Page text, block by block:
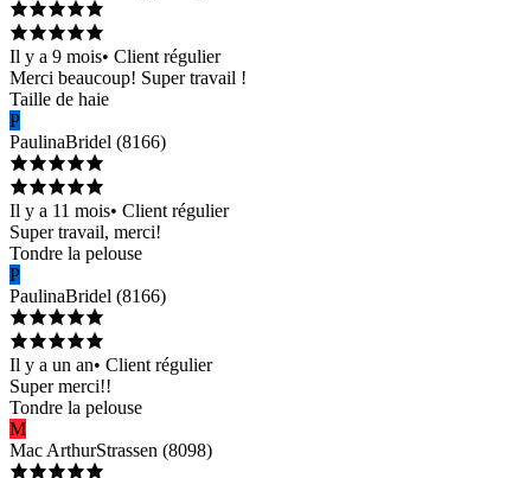
Il y a 9 mois• Client régulier
Merci beaucoup! Super travail !
Taille de haie
P
PaulinaBridel (8166)
Il y a 11 mois• Client régulier
Super travail, merci!
Tondre la pelouse
P
PaulinaBridel (8166)
Il y a un an• Client régulier
Super merci!!
Tondre la pelouse
M
Mac ArthurStrassen (8098)